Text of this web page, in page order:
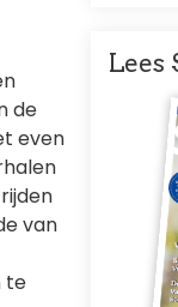
de
even
van
te
Lees